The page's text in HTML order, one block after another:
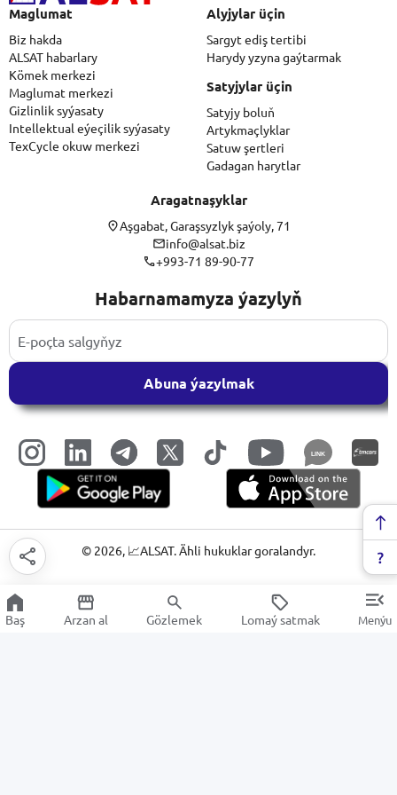
Maglumat
Biz hakda
ALSAT habarlary
Kömek merkezi
Maglumat merkezi
Gizlinlik syýasaty
Intellektual eýeçilik syýasaty
TexCycle okuw merkezi
Alyjylar üçin
Sargyt ediş tertibi
Harydy yzyna gaýtarmak
Satyjylar üçin
Satyjy boluň
Artykmaçlyklar
Satuw şertleri
Gadagan harytlar
Aragatnaşyklar
Aşgabat, Garaşsyzlyk şaýoly, 71
info@alsat.biz
+993-71 89-90-77
Habarnamamyza ýazylyň
Abuna ýazylmak
LINK
© 2026, 📈ALSAT. Ähli hukuklar goralandyr.
Baş Arzan al Gözlemek Lomaý satmak Menýu